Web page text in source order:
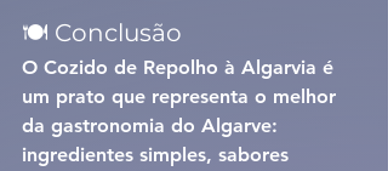
🍽️ Conclusão
O Cozido de Repolho à Algarvia é
um prato que representa o melhor
da gastronomia do Algarve:
ingredientes simples, sabores